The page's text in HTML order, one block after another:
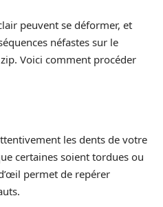
peuvent se déformer, et
néfastes sur le
Voici comment procéder
les dents de votre
certaines soient tordues ou
permet de repérer